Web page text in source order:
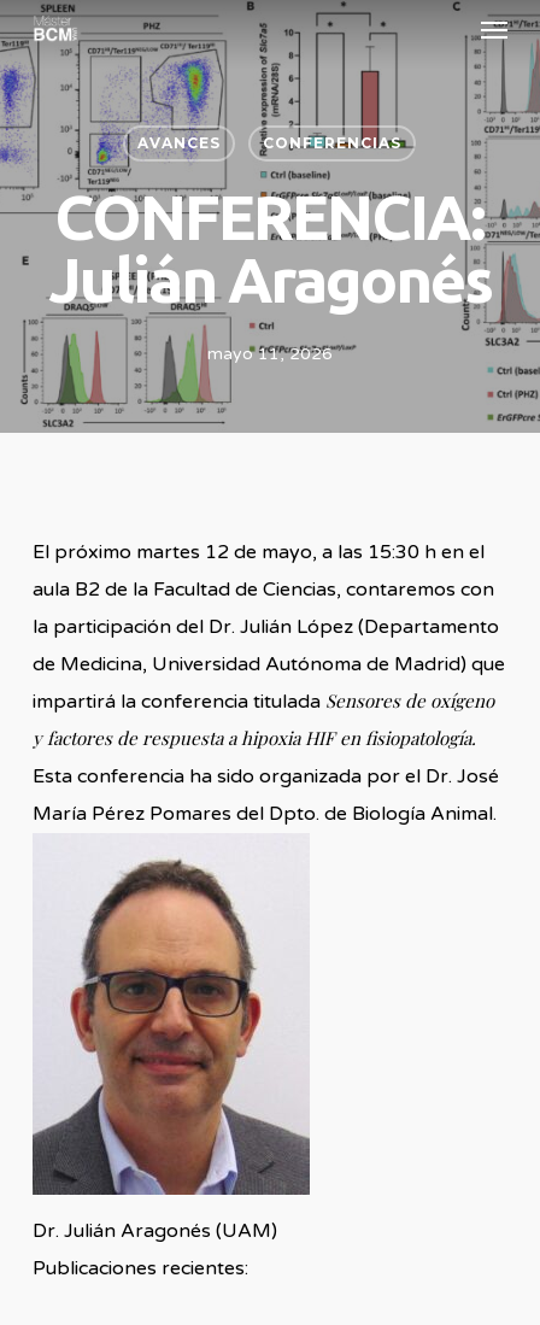
Skip
to
main
content
Menu
AVANCES CONFERENCIAS
CONFERENCIA:
Julián Aragonés
mayo 11, 2026
El próximo martes 12 de mayo, a las 15:30 h en el
aula B2 de la Facultad de Ciencias, contaremos con
la participación del Dr. Julián López (Departamento
de Medicina, Universidad Autónoma de Madrid) que
impartirá la conferencia titulada Sensores de oxígeno
y factores de respuesta a hipoxia HIF en fisiopatología.
Esta conferencia ha sido organizada por el Dr. José
María Pérez Pomares del Dpto. de Biología Animal.
Dr. Julián Aragonés (UAM)
Publicaciones recientes: